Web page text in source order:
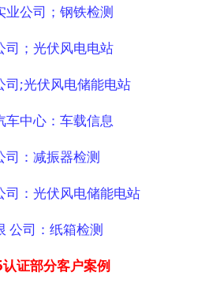
业公司；钢铁检测
司；光伏风电电站
司;光伏风电储能电站
车中心：车载信息
司：减振器检测
司：光伏风电储能电站
公司：纸箱检测
证部分客户案例